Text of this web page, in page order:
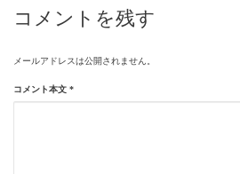
コメントを残す
メールアドレスは公開されません。
コメント本文 *